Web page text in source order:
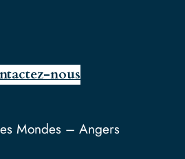
nous
Mondes – Angers